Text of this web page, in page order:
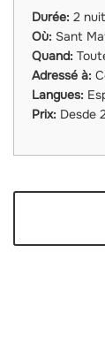
Durée: 2
Où: Sant
Quand:
Adressé à:
Langues:
Prix: Desde